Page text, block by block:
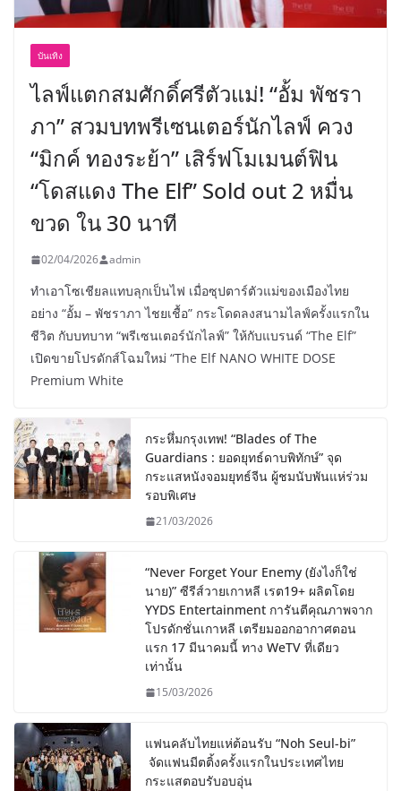
บันเทิง
ไลฟ์แตกสมศักดิ์ศรีตัวแม่! “อั้ม พัชรา
ภา” สวมบทพรีเซนเตอร์นักไลฟ์ ควง
“มิกค์ ทองระย้า” เสิร์ฟโมเมนต์ฟิน
“โดสแดง The Elf” Sold out 2 หมื่น
ขวด ใน 30 นาที
02/04/2026 admin
ทำเอาโซเชียลแทบลุกเป็นไฟ เมื่อซุปตาร์ตัวแม่ของเมืองไทย
อย่าง “อั้ม – พัชราภา ไชยเชื้อ” กระโดดลงสนามไลฟ์ครั้งแรกใน
ชีวิต กับบทบาท “พรีเซนเตอร์นักไลฟ์” ให้กับแบรนด์ “The Elf”
เปิดขายโปรดักส์โฉมใหม่ “The Elf NANO WHITE DOSE
Premium White
กระหึ่มกรุงเทพ! “Blades of The
Guardians : ยอดยุทธ์ดาบพิทักษ์” จุด
กระแสหนังจอมยุทธ์จีน ผู้ชมนับพันแห่ร่วม
รอบพิเศษ
21/03/2026
“Never Forget Your Enemy (ยังไงก็ใช่
นาย)” ซีรีส์วายเกาหลี เรต19+ ผลิตโดย
YYDS Entertainment การันตีคุณภาพจาก
โปรดักชั่นเกาหลี เตรียมออกอากาศตอน
แรก 17 มีนาคมนี้ ทาง WeTV ที่เดียว
เท่านั้น
15/03/2026
แฟนคลับไทยแห่ต้อนรับ “Noh Seul-bi”
จัดแฟนมีตติ้งครั้งแรกในประเทศไทย
กระแสตอบรับอบอุ่น